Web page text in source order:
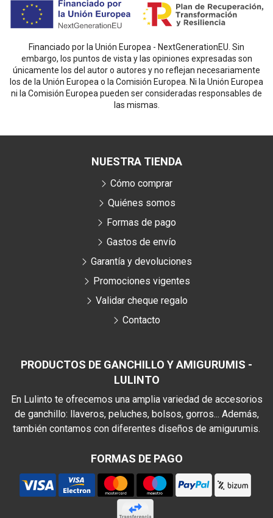
Financiado por la Unión Europea - NextGenerationEU. Sin
embargo, los puntos de vista y las opiniones expresadas son
únicamente los del autor o autores y no reflejan necesariamente
los de la Unión Europea o la Comisión Europea. Ni la Unión Europea
ni la Comisión Europea pueden ser consideradas responsables de
las mismas.
PRODUCTOS DE GANCHILLO Y AMIGURUMIS -
LULINTO
En Lulinto te ofrecemos una amplia variedad de accesorios
de ganchillo: llaveros, peluches, bolsos, gorros... Además,
también contamos con diferentes diseños de amigurumis.
FORMAS DE PAGO
NUESTRA TIENDA
Cómo comprar
Quiénes somos
Formas de pago
Gastos de envío
Garantía y devoluciones
Promociones vigentes
Validar cheque regalo
Contacto